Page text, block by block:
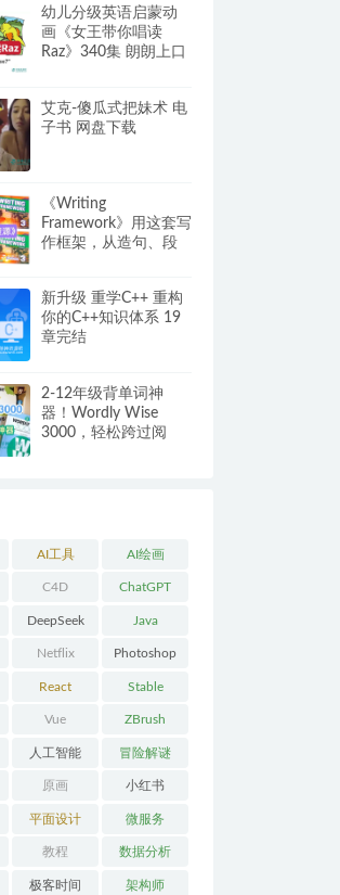
幼儿分级英语启蒙动
画《女王带你唱读
Raz》340集 朗朗上口
网盘
艾克-傻瓜式把妹术 电
子书 网盘下载
《Writing
Framework》用这套写
作框架，从造句、段
新升级 重学C++ 重构
你的C++知识体系 19
章完结
2-12年级背单词神
器！Wordly Wise
3000，轻松跨过阅
AI工具 AI绘画
C4D ChatGPT
DeepSeek Java
Netflix Photoshop
React Stable
Diffusion
Vue ZBrush
人工智能 冒险解谜
AVG
原画 小红书
平面设计 微服务
教程 数据分析
极客时间 架构师